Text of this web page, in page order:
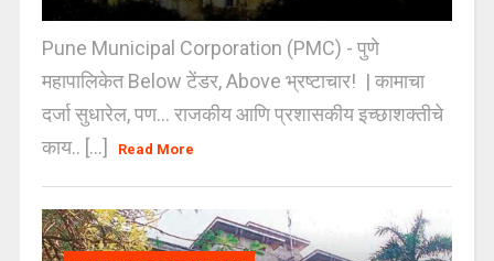
Pune Municipal Corporation (PMC) - पुणे
महापालिकेत Below टेंडर, Above भ्रष्टाचार! | कामाचा
दर्जा सुधारेल, पण… राजकीय आणि प्रशासकीय इच्छाशक्तीचे
काय.. [...]
Read More